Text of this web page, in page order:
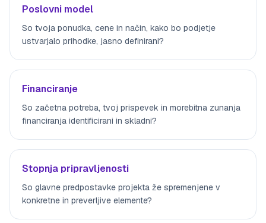
Poslovni model
So tvoja ponudka, cene in način, kako bo podjetje
ustvarjalo prihodke, jasno definirani?
Financiranje
So začetna potreba, tvoj prispevek in morebitna zunanja
financiranja identificirani in skladni?
Stopnja pripravljenosti
So glavne predpostavke projekta že spremenjene v
konkretne in preverljive elemente?